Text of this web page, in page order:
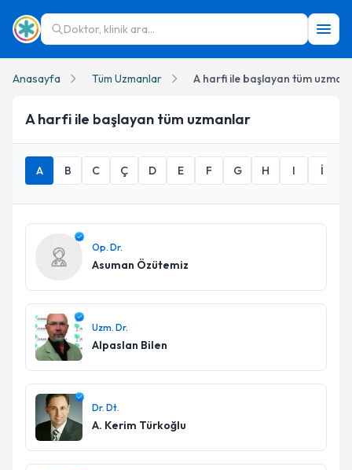
Doktor, klinik ara...
Anasayfa Tüm Uzmanlar A harfi ile başlayan tüm
Aharfi ile başlayan tüm uzmanlar
A B C Ç D E F G H I İ
Op. Dr.
Asuman Özütemiz
Uzm. Dr.
Alpaslan Bilen
Dr. Dt.
A. Kerim Türkoğlu